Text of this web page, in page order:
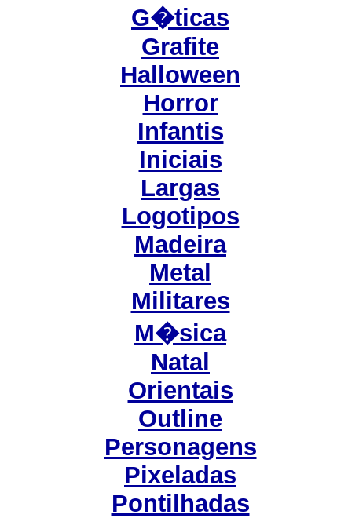
G�ticas
Grafite
Halloween
Horror
Infantis
Iniciais
Largas
Logotipos
Madeira
Metal
Militares
M�sica
Natal
Orientais
Outline
Personagens
Pixeladas
Pontilhadas